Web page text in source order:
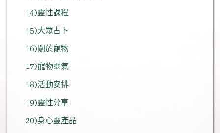
14)靈性課程
15)大眾占卜
16)關於寵物
17)寵物靈氣
18)活動安排
19)靈性分享
20)身心靈產品